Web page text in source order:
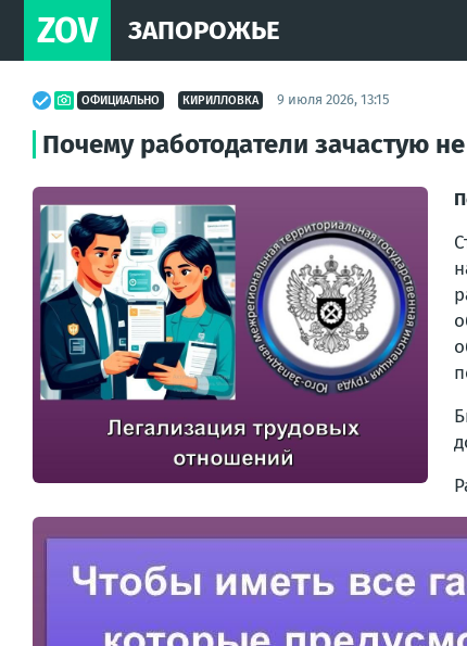
ZOV ЗАПОРОЖЬЕ
ОФИЦИАЛЬНО КИРИЛЛОВКА 9 июля 2026, 13:15
Почему работодатели зачастую